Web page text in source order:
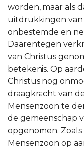
worden, maar als
uitdrukkingen van
onbestemde en
Daarentegen
van Christus
betekenis. Op
Christus nog
draagkracht van
Mensenzoon te
de gemeenschap
opgenomen. Zoals
Mensenzoon op